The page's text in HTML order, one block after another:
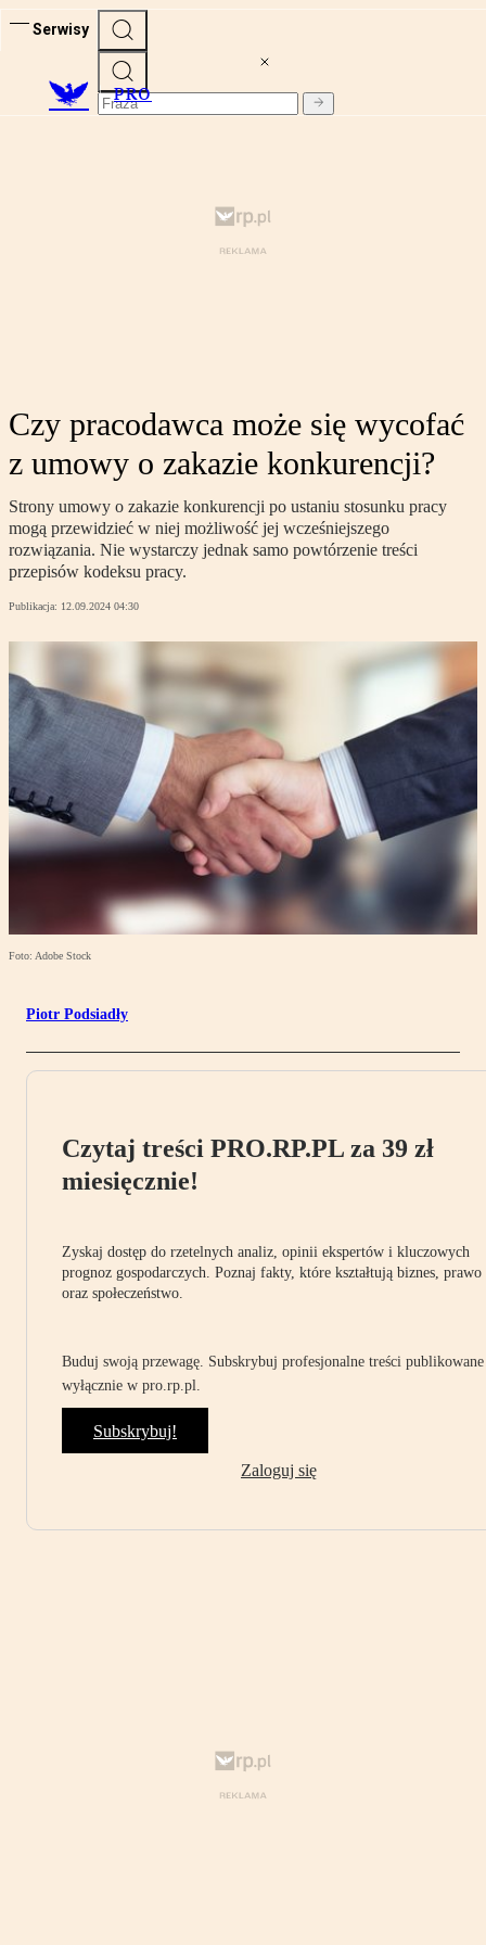
Serwisy
PRO
Czy pracodawca może się wycofać
z umowy o zakazie konkurencji?
Strony umowy o zakazie konkurencji po ustaniu stosunku pracy
mogą przewidzieć w niej możliwość jej wcześniejszego
rozwiązania. Nie wystarczy jednak samo powtórzenie treści
przepisów kodeksu pracy.
Publikacja: 12.09.2024 04:30
Foto: Adobe Stock
Piotr Podsiadły
Czytaj treści PRO.RP.PL za 39 zł
miesięcznie!
Zyskaj dostęp do rzetelnych analiz, opinii ekspertów i kluczowych
prognoz gospodarczych. Poznaj fakty, które kształtują biznes, prawo
oraz społeczeństwo.
Buduj swoją przewagę. Subskrybuj profesjonalne treści publikowane
wyłącznie w pro.rp.pl.
Subskrybuj!
Zaloguj się